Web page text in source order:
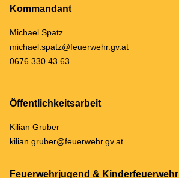
Kommandant
Michael Spatz
michael.spatz@feuerwehr.gv.at
0676 330 43 63
Öffentlichkeitsarbeit
Kilian Gruber
kilian.gruber@feuerwehr.gv.at
Feuerwehrjugend & Kinderfeuerwehr